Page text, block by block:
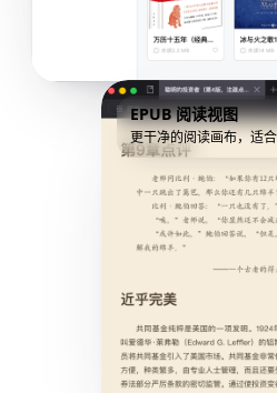
EPUB 阅读视图
更干净的阅读画布，适